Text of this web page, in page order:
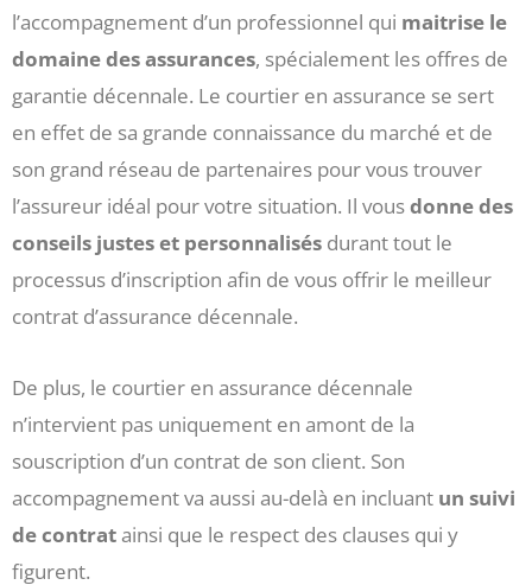
l’accompagnement d’un professionnel qui maitrise le
domaine des assurances, spécialement les offres de
garantie décennale. Le courtier en assurance se sert
en effet de sa grande connaissance du marché et de
son grand réseau de partenaires pour vous trouver
l’assureur idéal pour votre situation. Il vousdonne des
conseils justes et personnalisés durant tout le
processus d’inscription afin de vous offrir le meilleur
contrat d’assurance décennale.
De plus, le courtier en assurance décennale
n’intervient pas uniquement en amont de la
souscription d’un contrat de son client. Son
accompagnement va aussi au-delà en incluant un suivi
de contratainsi que le respect des clauses qui y
figurent.